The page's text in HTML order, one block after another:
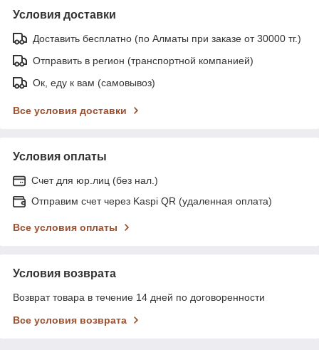
Условия доставки
Доставить бесплатно (по Алматы при заказе от 30000 тг.)
Отправить в регион (транспортной компанией)
Ок, еду к вам (самовывоз)
Все условия доставки
Условия оплаты
Счет для юр.лиц (без нал.)
Отправим счет через Kaspi QR (удаленная оплата)
Все условия оплаты
Условия возврата
Возврат товара в течение 14 дней по договоренности
Все условия возврата